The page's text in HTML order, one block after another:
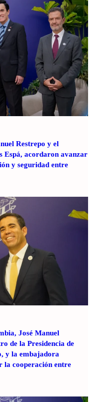
Restrepo y el
Espá, acordaron avanzar
y seguridad entre
José Manuel
de la Presidencia de
y la embajadora
cooperación entre